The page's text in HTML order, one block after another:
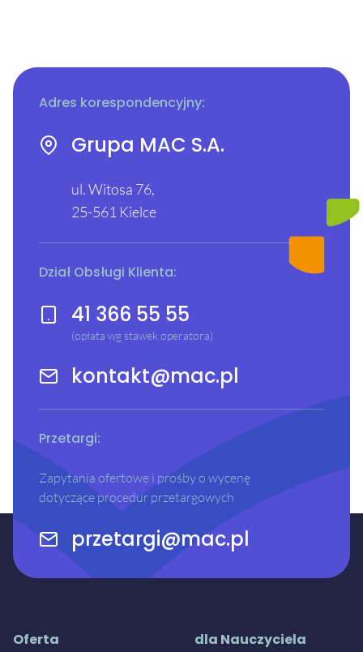
Adres korespondencyjny:
Grupa MAC S.A.
ul. Witosa 76,
25-561 Kielce
Dział Obsługi Klienta:
41 366 55 55
(opłata wg stawek operatora)
kontakt@mac.pl
Przetargi:
Zapytania ofertowe i prośby o wycenę
dotyczące procedur przetargowych
przetargi@mac.pl
Oferta dla Nauczyciela